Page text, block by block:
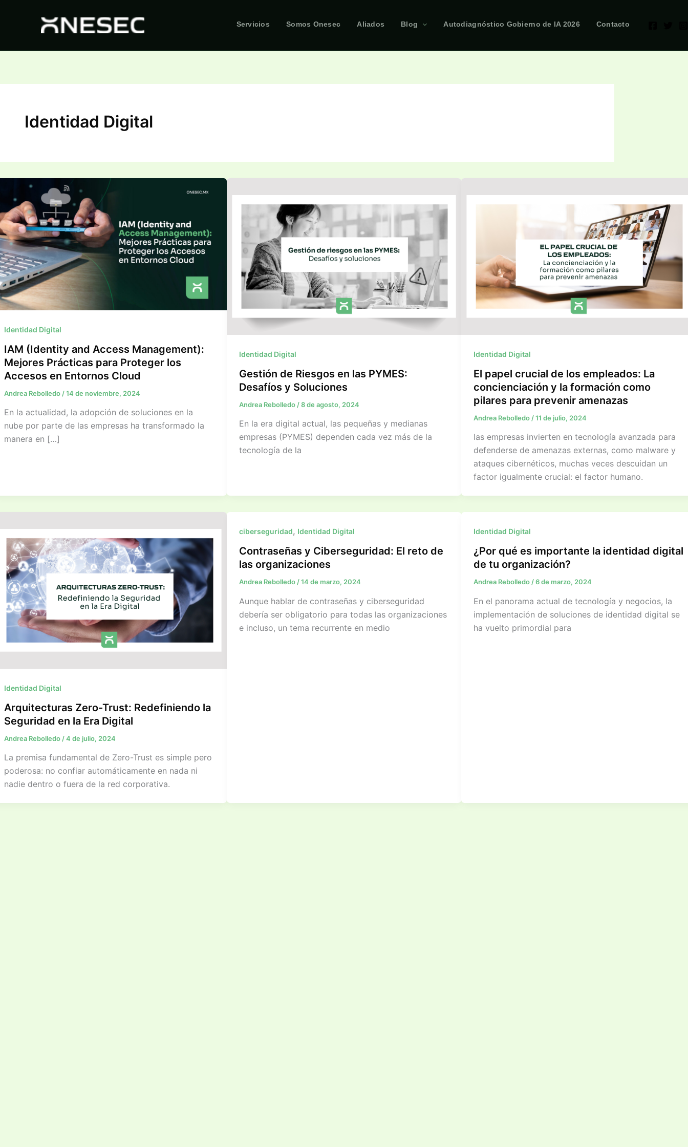
Servicios Somos Onesec Aliados Blog Autodiagnóstico Gobierno de IA 2026 Contacto
Identidad Digital
Identidad Digital
IAM (Identity and Access Management):
Mejores Prácticas para Proteger los
Accesos en Entornos Cloud
Andrea Rebolledo /14 de noviembre, 2024
En la actualidad, la adopción de soluciones en la
nube por parte de las empresas ha transformado la
manera en […]
Identidad Digital
Gestión de Riesgos en las PYMES:
Desafíos y Soluciones
Andrea Rebolledo /8 de agosto, 2024
En la era digital actual, las pequeñas y medianas
empresas (PYMES) dependen cada vez más de la
tecnología de la
Identidad Digital
El papel crucial de los empleados: La
concienciación y la formación como
pilares para prevenir amenazas ​
Andrea Rebolledo /11 de julio, 2024
las empresas invierten en tecnología avanzada para
defenderse de amenazas externas, como malware y
ataques cibernéticos, muchas veces descuidan un
factor igualmente crucial: el factor humano.​
Identidad Digital
Arquitecturas Zero-Trust: Redefiniendo la
Seguridad en la Era Digital​
Andrea Rebolledo /4 de julio, 2024
La premisa fundamental de Zero-Trust es simple pero
poderosa: no confiar automáticamente en nada ni
nadie dentro o fuera de la red corporativa.
ciberseguridad, Identidad Digital
Contraseñas y Ciberseguridad: El reto de
las organizaciones
Andrea Rebolledo /14 de marzo, 2024
Aunque hablar de contraseñas y ciberseguridad
debería ser obligatorio para todas las organizaciones
e incluso, un tema recurrente en medio
Identidad Digital
¿Por qué es importante la identidad digital
de tu organización?
Andrea Rebolledo /6 de marzo, 2024
En el panorama actual de tecnología y negocios, la
implementación de soluciones de identidad digital se
ha vuelto primordial para